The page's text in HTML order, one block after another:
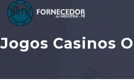
Jogos Casinos